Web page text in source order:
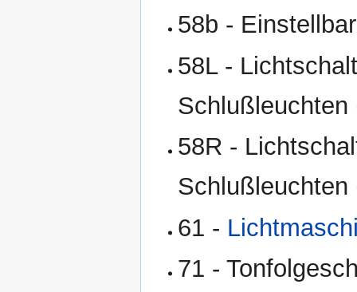
58b -
58L -
58R -
61 -
71 -